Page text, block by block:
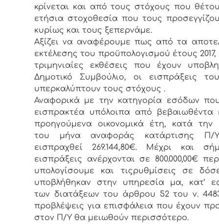
κρίνεται και από τους στόχους που
ετήσια στοχοθεσία που τους
κυρίως και τους ξεπερνάμε.
Αξίζει να αναφέρουμε πως από τα
εκτέλεσης του προϋπολογισμού έτους 2017,
τριμηνιαίες εκθέσεις που έχουν
Δημοτικό Συμβούλιο, οι εισπράξεις
υπερκαλύπτουν τους στόχους .
Αναφορικά με την κατηγορία εσόδων
εισπρακτέα υπόλοιπα από βεβαιωθέντα
προηγούμενα οικονομικά έτη, κατά την
του μήνα αναφοράς κατάρτισης Π/
εισπραχθεί 269.144,80€. Μέχρι και
εισπράξεις ανέρχονται σε 800.000,00€
υπολογίσουμε και τιςρυθμίσεις σε
υποβλήθηκαν στην υπηρεσία μα, κατ’
των διατάξεων του άρθρου 52 του ν.
προβλέψεις για επισφάλεια που έχουν
στον Π/Υ θα μειωθούν περισσότερο.